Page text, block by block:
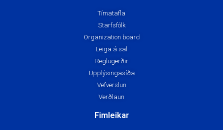
Tímatafla
Starfsfólk
Organization board
Leiga á sal
Reglugerðir
Upplýsingasíða
Vefverslun
Verðlaun
Fimleikar